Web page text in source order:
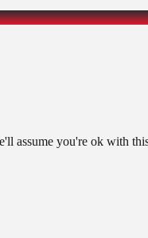
assume you're ok with